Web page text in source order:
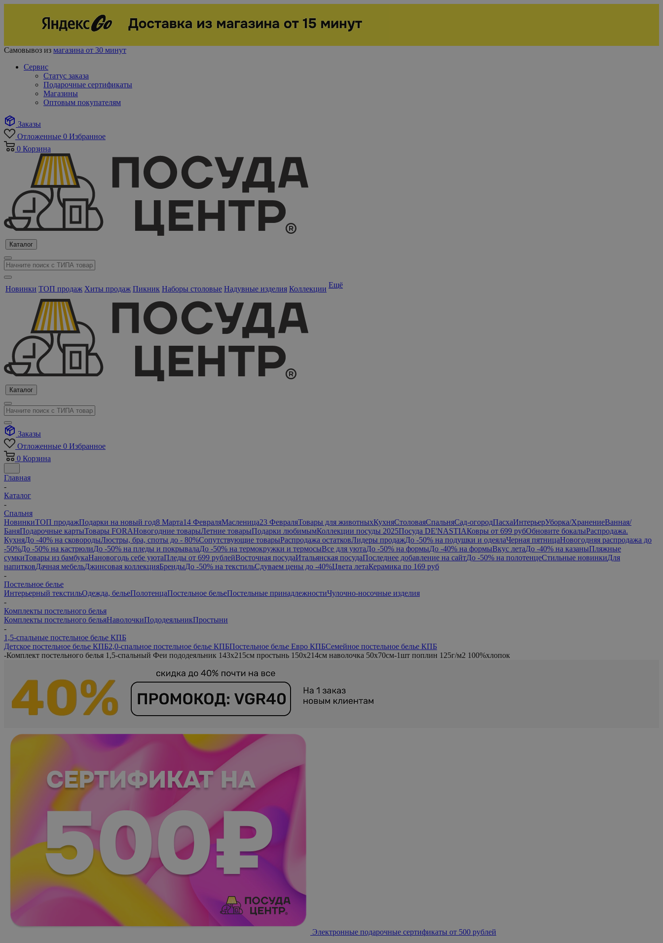
Самовывоз из магазина от 30 минут
Сервис
Статус заказа
Подарочные сертификаты
Магазины
Оптовым покупателям
Заказы
Отложенные 0 Избранное
0 Корзина
Каталог
Новинки ТОП продаж Хиты продаж Пикник Наборы столовые Надувные изделия Коллекции Ещё
Каталог
Заказы
Отложенные 0 Избранное
0 Корзина
Главная
-
Каталог
-
Спальня
НовинкиТОП продажПодарки на новый год8 Марта14 ФевраляМасленица23 ФевраляТовары для животныхКухняСтоловаяСпальняСад-огородПасхаИнтерьерУборка/ХранениеВанная/
БаняПодарочные картыТовары FORAНовогодние товарыЛетние товарыПодарки любимымКоллекции посуды 2025Посуда DE'NASTIAКовры от 699 рубОбновите бокалыРаспродажа.
КухняДо -40% на сковородыЛюстры, бра, споты до - 80%Сопутствующие товарыРаспродажа остатковЛидеры продажДо -50% на подушки и одеялаЧерная пятницаНовогодняя распродажа до
-50%До -50% на кастрюлиДо -50% на пледы и покрывалаДо -50% на термокружки и термосыВсе для уютаДо -50% на формыДо -40% на формыВкус летаДо -40% на казаныПляжные
сумкиТовары из бамбукаНановогодь себе уютаПледы от 699 рублейВосточная посудаИтальянская посудаПоследнее добавление на сайтДо -50% на полотенцеСтильные новинкиДля
напитковДачная мебельДжинсовая коллекцияБрендыДо -50% на текстильСдуваем цены до -40%Цвета летаКерамика по 169 руб
-
Постельное белье
Интерьерный текстильОдежда, бельеПолотенцаПостельное бельеПостельные принадлежностиЧулочно-носочные изделия
-
Комплекты постельного белья
Комплекты постельного бельяНаволочкиПододеяльникПростыни
-
1,5-спальные постельное белье КПБ
Детское постельное белье КПБ2,0-спальное постельное белье КПБПостельное белье Евро КПБСемейное постельное белье КПБ
-Комплект постельного белья 1,5-спальный Феи пододеяльник 143х215см простынь 150х214см наволочка 50х70см-1шт поплин 125г/м2 100%хлопок
Электронные подарочные сертификаты от 500 рублей